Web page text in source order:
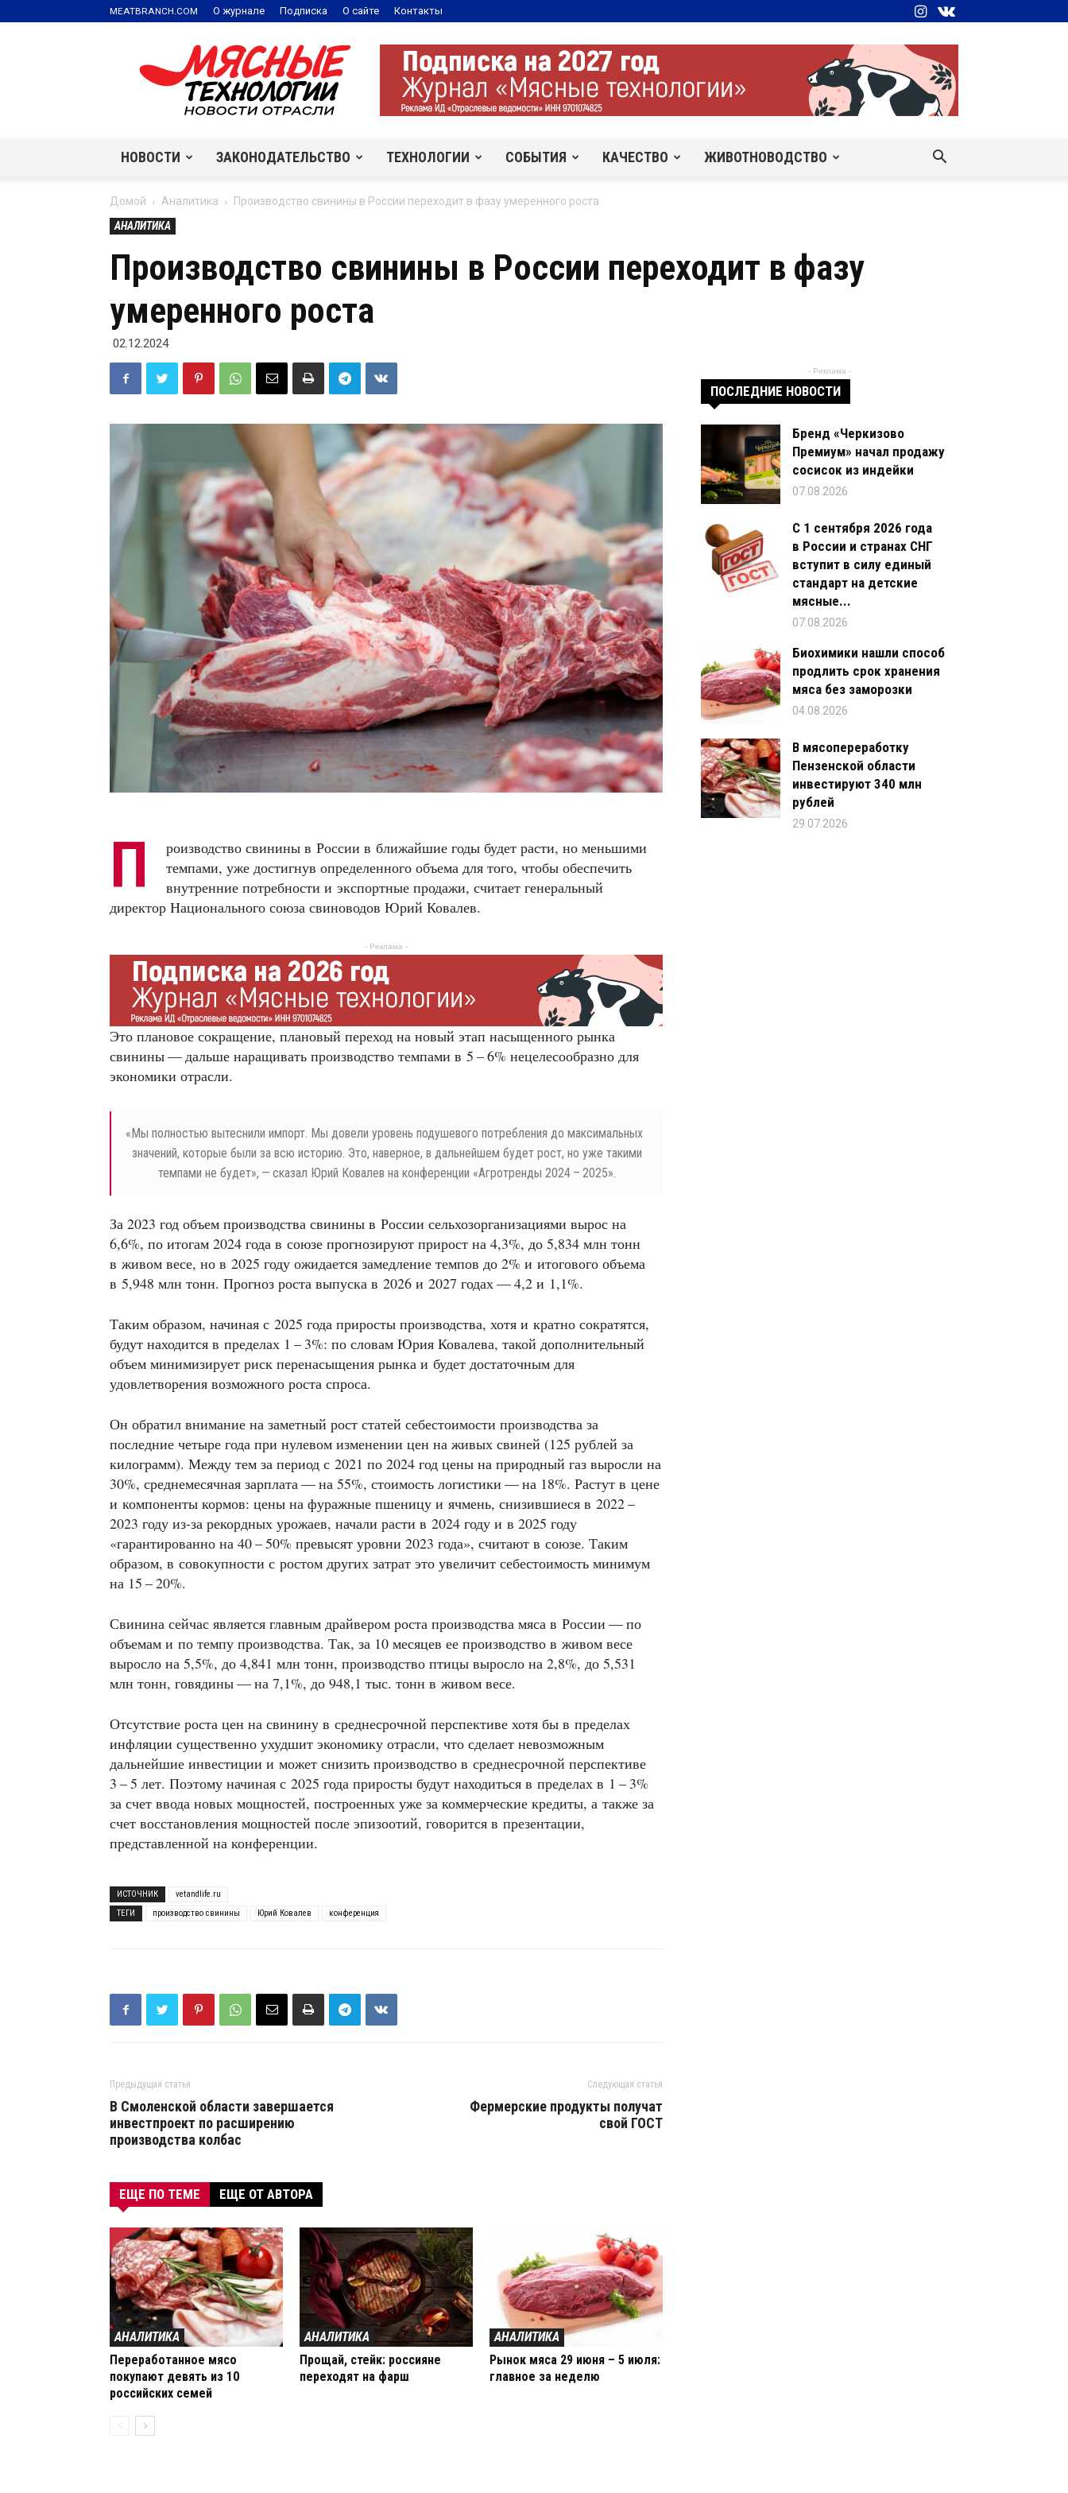
MEATBRANCH.COM О журнале Подписка О сайте Контакты
Мясные
технологии
|
Новости
отрасли
НОВОСТИ ЗАКОНОДАТЕЛЬСТВО ТЕХНОЛОГИИ СОБЫТИЯ КАЧЕСТВО ЖИВОТНОВОДСТВО
Домой Аналитика
Производство свинины в России переходит в фазу умеренного роста
АНАЛИТИКА
Производство свинины в России переходит в фазу
умеренного роста
02.12.2024
П
роизводство свинины в России в ближайшие годы будет расти, но меньшими
темпами, уже достигнув определенного объема для того, чтобы обеспечить
внутренние потребности и экспортные продажи, считает генеральный
директор Национального союза свиноводов Юрий Ковалев.
- Реклама -
Это плановое сокращение, плановый переход на новый этап насыщенного рынка
свинины — дальше наращивать производство темпами в 5 – 6% нецелесообразно для
экономики отрасли.
«Мы полностью вытеснили импорт. Мы довели уровень подушевого потребления до максимальных
значений, которые были за всю историю. Это, наверное, в дальнейшем будет рост, но уже такими
темпами не будет», — сказал Юрий Ковалев на конференции «Агротренды 2024 – 2025».
За 2023 год объем производства свинины в России сельхозорганизациями вырос на
6,6%, по итогам 2024 года в союзе прогнозируют прирост на 4,3%, до 5,834 млн тонн
в живом весе, но в 2025 году ожидается замедление темпов до 2% и итогового объема
в 5,948 млн тонн. Прогноз роста выпуска в 2026 и 2027 годах — 4,2 и 1,1%.
Таким образом, начиная с 2025 года приросты производства, хотя и кратно сократятся,
будут находится в пределах 1 – 3%: по словам Юрия Ковалева, такой дополнительный
объем минимизирует риск перенасыщения рынка и будет достаточным для
удовлетворения возможного роста спроса.
Он обратил внимание на заметный рост статей себестоимости производства за
последние четыре года при нулевом изменении цен на живых свиней (125 рублей за
килограмм). Между тем за период с 2021 по 2024 год цены на природный газ выросли на
30%, среднемесячная зарплата — на 55%, стоимость логистики — на 18%. Растут в цене
и компоненты кормов: цены на фуражные пшеницу и ячмень, снизившиеся в 2022 –
2023 году из-за рекордных урожаев, начали расти в 2024 году и в 2025 году
«гарантированно на 40 – 50% превысят уровни 2023 года», считают в союзе. Таким
образом, в совокупности с ростом других затрат это увеличит себестоимость минимум
на 15 – 20%.
Свинина сейчас является главным драйвером роста производства мяса в России — по
объемам и по темпу производства. Так, за 10 месяцев ее производство в живом весе
выросло на 5,5%, до 4,841 млн тонн, производство птицы выросло на 2,8%, до 5,531
млн тонн, говядины — на 7,1%, до 948,1 тыс. тонн в живом весе.
Отсутствие роста цен на свинину в среднесрочной перспективе хотя бы в пределах
инфляции существенно ухудшит экономику отрасли, что сделает невозможным
дальнейшие инвестиции и может снизить производство в среднесрочной перспективе
3 – 5 лет. Поэтому начиная с 2025 года приросты будут находиться в пределах в 1 – 3%
за счет ввода новых мощностей, построенных уже за коммерческие кредиты, а также за
счет восстановления мощностей после эпизоотий, говорится в презентации,
представленной на конференции.
ИСТОЧНИК
vetandlife.ru
ТЕГИ
производство свинины Юрий Ковалев конференция
Предыдущая статья
В Смоленской области завершается
инвестпроект по расширению
производства колбас
Следующая статья
Фермерские продукты получат
свой ГОСТ
ЕЩЕ ПО ТЕМЕ ЕЩЕ ОТ АВТОРА
АНАЛИТИКА
Переработанное мясо
покупают девять из 10
российских семей
АНАЛИТИКА
Прощай, стейк: россияне
переходят на фарш
АНАЛИТИКА
Рынок мяса 29 июня – 5 июля:
главное за неделю
- Реклама -
ПОСЛЕДНИЕ НОВОСТИ
Бренд «Черкизово
Премиум» начал продажу
сосисок из индейки
07.08.2026
С 1 сентября 2026 года
в России и странах СНГ
вступит в силу единый
стандарт на детские
мясные...
07.08.2026
Биохимики нашли способ
продлить срок хранения
мяса без заморозки
04.08.2026
В мясопереработку
Пензенской области
инвестируют 340 млн
рублей
29.07.2026